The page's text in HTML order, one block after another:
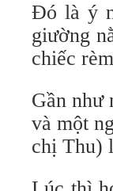
Đó là ý
giường
chiếc
Gần như
và một
chị Thu)